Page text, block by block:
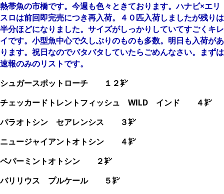
熱帯魚の市橋です。今週も色々ときております。ハナビ×エリ
スロは前回即完売につき再入荷。４０匹入荷しましたが残りは
半分ほどになりました。サイズがしっかりしていてすごくキレ
イです。小型魚中心で久しぶりのものも多数。明日も入荷があ
ります。祝日なのでバタバタしていたらごめんなさい。まずは
速報のみのリストです。
シュガースポットローチ １２㌢
チェッカードトレントフィッシュ WILD インド ４㌢
パラオトシン セアレンシス ３㌢
ニュージャイアントオトシン ４㌢
ペパーミントオトシン ２㌢
バリリウス プルケール ５㌢